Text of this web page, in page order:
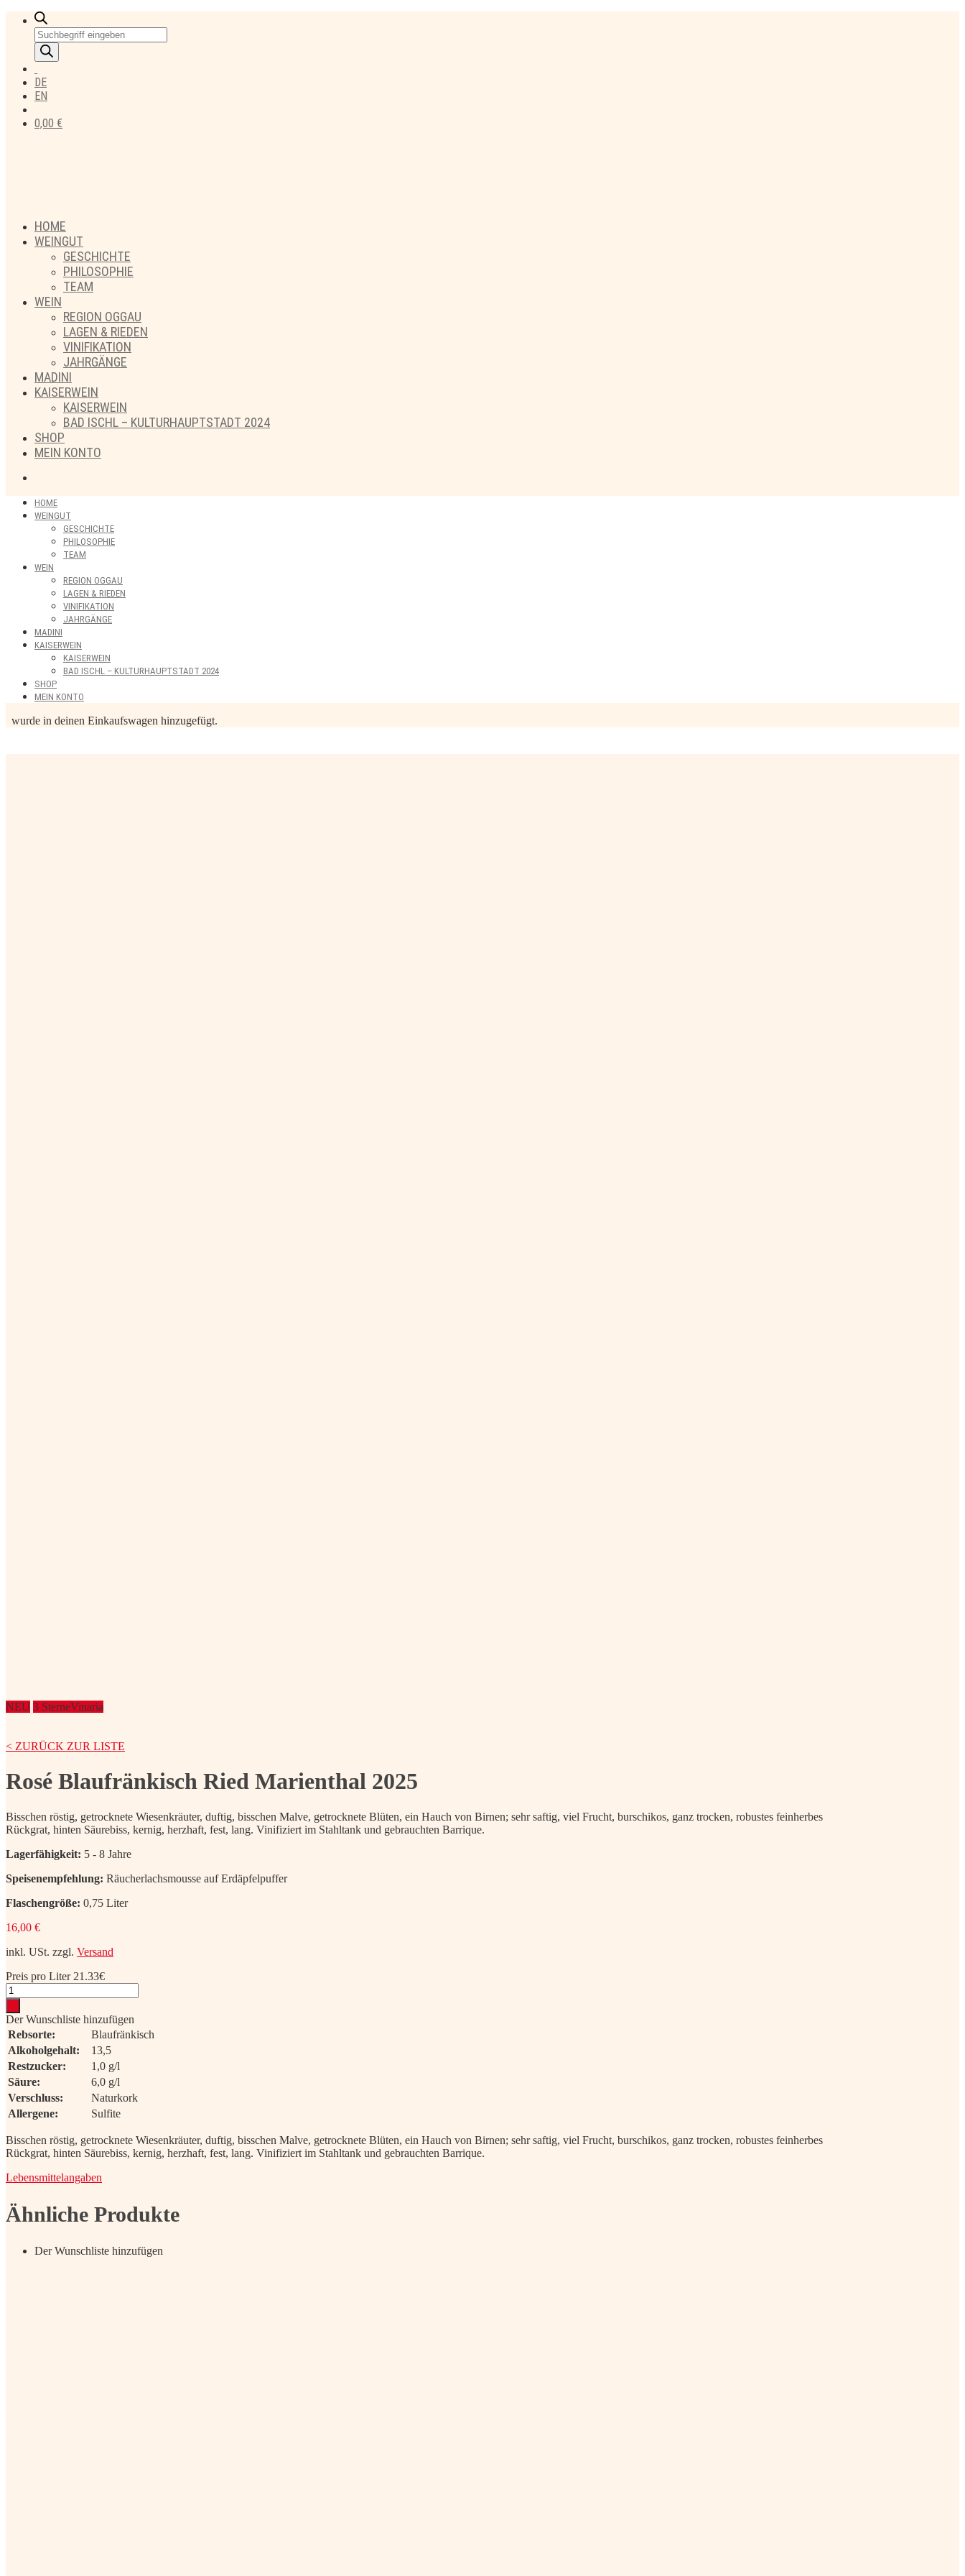
Products
search
DE
EN
0,00 €
HOME
WEINGUT
GESCHICHTE
PHILOSOPHIE
TEAM
WEIN
REGION OGGAU
LAGEN & RIEDEN
VINIFIKATION
JAHRGÄNGE
MADINI
KAISERWEIN
KAISERWEIN
BAD ISCHL – KULTURHAUPTSTADT 2024
SHOP
MEIN KONTO
HOME
WEINGUT
GESCHICHTE
PHILOSOPHIE
TEAM
WEIN
REGION OGGAU
LAGEN & RIEDEN
VINIFIKATION
JAHRGÄNGE
MADINI
KAISERWEIN
KAISERWEIN
BAD ISCHL – KULTURHAUPTSTADT 2024
SHOP
MEIN KONTO
wurde in deinen Einkaufswagen hinzugefügt.
NEU 3 SterneVinaria
< ZURÜCK ZUR LISTE
Rosé Blaufränkisch Ried Marienthal 2025
Bisschen röstig, getrocknete Wiesenkräuter, duftig, bisschen Malve, getrocknete Blüten, ein Hauch von Birnen; sehr saftig, viel Frucht, burschikos, ganz trocken, robustes feinherbes
Rückgrat, hinten Säurebiss, kernig, herzhaft, fest, lang. Vinifiziert im Stahltank und gebrauchten Barrique.
Lagerfähigkeit: 5 - 8 Jahre
Speisenempfehlung: Räucherlachsmousse auf Erdäpfelpuffer
Flaschengröße: 0,75 Liter
16,00 €
inkl. USt. zzgl. Versand
Preis pro Liter 21.33€
Rosé
Blaufränkisch
Ried
Marienthal
2025
Menge
Der Wunschliste hinzufügen
Rebsorte:
Blaufränkisch
Alkoholgehalt:
13,5
Restzucker:
1,0 g/l
Säure:
6,0 g/l
Verschluss:
Naturkork
Allergene:
Sulfite
Bisschen röstig, getrocknete Wiesenkräuter, duftig, bisschen Malve, getrocknete Blüten, ein Hauch von Birnen; sehr saftig, viel Frucht, burschikos, ganz trocken, robustes feinherbes
Rückgrat, hinten Säurebiss, kernig, herzhaft, fest, lang. Vinifiziert im Stahltank und gebrauchten Barrique.
Lebensmittelangaben
Ähnliche Produkte
Der Wunschliste hinzufügen